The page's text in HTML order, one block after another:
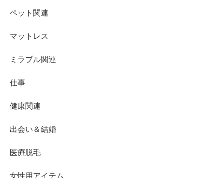
ペット関連
マットレス
ミラブル関連
仕事
健康関連
出会い＆結婚
医療脱毛
女性用アイテム